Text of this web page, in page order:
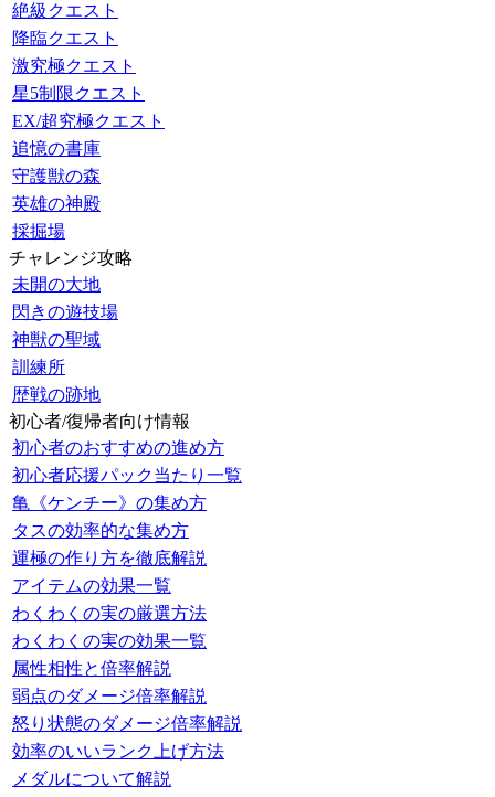
絶級クエスト
降臨クエスト
激究極クエスト
星5制限クエスト
EX/超究極クエスト
追憶の書庫
守護獣の森
英雄の神殿
採掘場
チャレンジ攻略
未開の大地
閃きの遊技場
神獣の聖域
訓練所
歴戦の跡地
初心者/復帰者向け情報
初心者のおすすめの進め方
初心者応援パック当たり一覧
亀《ケンチー》の集め方
タスの効率的な集め方
運極の作り方を徹底解説
アイテムの効果一覧
わくわくの実の厳選方法
わくわくの実の効果一覧
属性相性と倍率解説
弱点のダメージ倍率解説
怒り状態のダメージ倍率解説
効率のいいランク上げ方法
メダルについて解説